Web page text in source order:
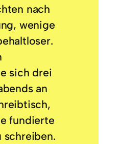
nach
wenige
sich drei
an
fundierte
schreiben.